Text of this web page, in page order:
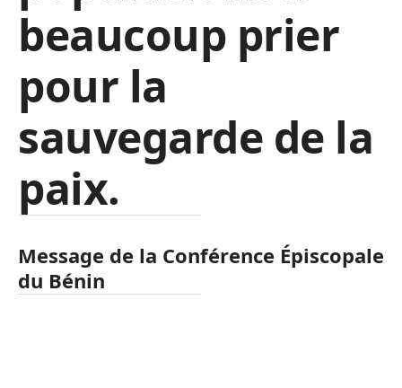
beaucoup prier
pour la
sauvegarde de la
paix.
Message de la Conférence Épiscopale
du Bénin